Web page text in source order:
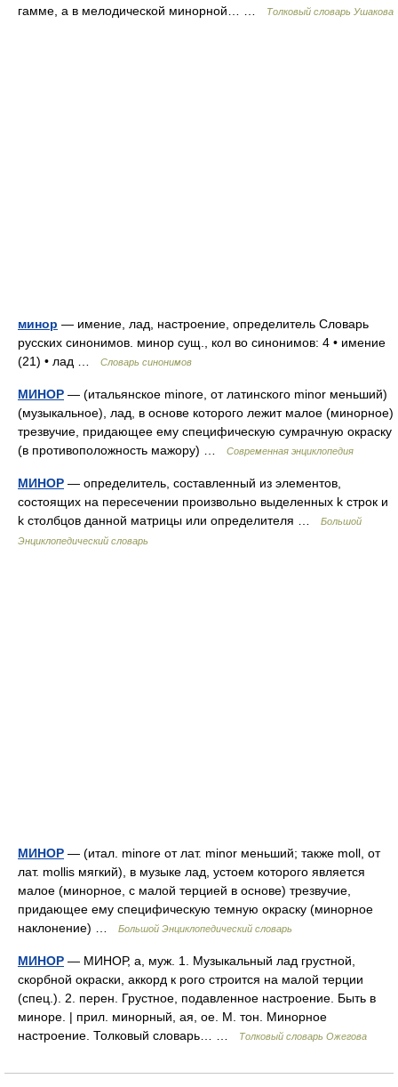
гамме, а в мелодической минорной… …
Толковый словарь Ушакова
минор — имение, лад, настроение, определитель Словарь
русских синонимов. минор сущ., кол во синонимов: 4 • имение
(21) • лад …
Словарь синонимов
МИНОР — (итальянское minore, от латинского minor меньший)
(музыкальное), лад, в основе которого лежит малое (минорное)
трезвучие, придающее ему специфическую сумрачную окраску
(в противоположность мажору) …
Современная энциклопедия
МИНОР — определитель, составленный из элементов,
состоящих на пересечении произвольно выделенных k строк и
k столбцов данной матрицы или определителя …
Большой
Энциклопедический словарь
МИНОР — (итал. minore от лат. minor меньший; также moll, от
лат. mollis мягкий), в музыке лад, устоем которого является
малое (минорное, с малой терцией в основе) трезвучие,
придающее ему специфическую темную окраску (минорное
наклонение) …
Большой Энциклопедический словарь
МИНОР — МИНОР, а, муж. 1. Музыкальный лад грустной,
скорбной окраски, аккорд к рого строится на малой терции
(спец.). 2. перен. Грустное, подавленное настроение. Быть в
миноре. | прил. минорный, ая, ое. М. тон. Минорное
настроение. Толковый словарь… …
Толковый словарь Ожегова